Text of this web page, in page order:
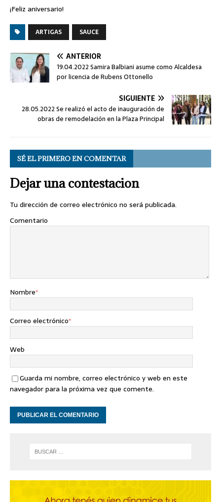
¡Feliz aniversario!
ARTIGAS SAUCE
ANTERIOR
19.04.2022 Samira Balbiani asume como Alcaldesa
por licencia de Rubens Ottonello
SIGUIENTE
28.05.2022 Se realizó el acto de inauguración de
obras de remodelación en la Plaza Principal
SÉ EL PRIMERO EN COMENTAR
Dejar una contestacion
Tu dirección de correo electrónico no será publicada.
Comentario
Nombre*
Correo electrónico*
Web
Guarda mi nombre, correo electrónico y web en este
navegador para la próxima vez que comente.